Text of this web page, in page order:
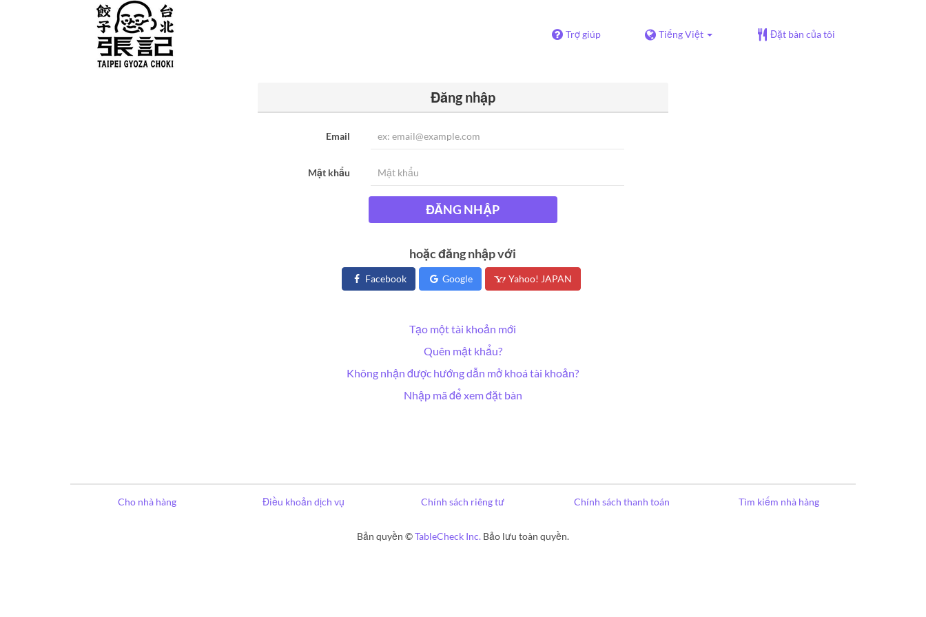
Trợ giúp Tiếng Việt Đặt bàn của tôi
Đăng nhập
Email
Mật khẩu
ĐĂNG NHẬP
hoặc đăng nhập với
Facebook Google Yahoo! JAPAN
Tạo một tài khoản mới
Quên mật khẩu?
Không nhận được hướng dẫn mở khoá tài khoản?
Nhập mã để xem đặt bàn
Cho nhà hàng Điều khoản dịch vụ Chính sách riêng tư Chính sách thanh toán Tìm kiếm nhà hàng
Bản quyền ©TableCheck Inc. Bảo lưu toàn quyền.